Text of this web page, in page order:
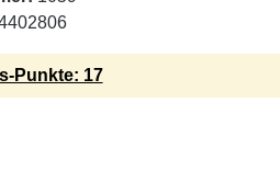
Punkte: 17